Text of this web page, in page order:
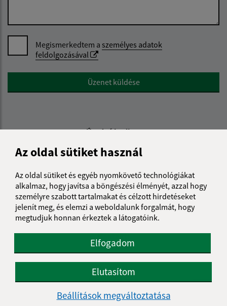
Az oldal sütiket használ
Az oldal sütiket és egyéb nyomkövető technológiákat
alkalmaz, hogy javítsa a böngészési élményét, azzal hogy
személyre szabott tartalmakat és célzott hirdetéseket
jelenít meg, és elemzi a weboldalunk forgalmát, hogy
megtudjuk honnan érkeztek a látogatóink.
Elfogadom
Elutasítom
Beállítások megváltoztatása
Megismerkedtem a személyes adatok
feldolgozásával
Google reCaptcha ResponseÜzenet küldése
Úradné hodiny:
Nap
időidő
Kedd:
07:30 - 14:30
Szerda:
07:30 - 14:30
Csütörtök:
07:30 - 14:30
Péntek:
07:30 - 14:30
Kontakt:
Obecný úrad Ipolykér
Kiarov 25
991 06 Želovce
podatelna@kiarov.sk